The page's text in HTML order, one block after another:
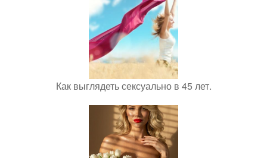
Как выглядеть сексуально в 45 лет.